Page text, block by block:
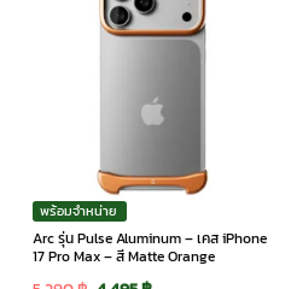
พร้อมจำหน่าย
Arc รุ่น Pulse Aluminum – เคส iPhone
17 Pro Max – สี Matte Orange